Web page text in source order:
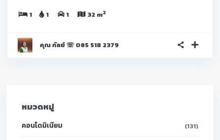
1 1 1 32 m2
คุณ กัลย์ ☏ 085 518 2379
หมวดหมู่
คอนโดมิเนียม (131)